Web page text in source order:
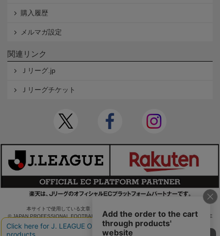
購入履歴
メルマガ設定
関連リンク
Ｊリーグ.jp
Ｊリーグチケット
本サイトで使用している文章・画像等の無断での複製・転載を禁止します。
© JAPAN PROFESSIONAL FOOTBALL LEAGUE Rakuten Group, Inc. ALL RIGHTS RE
SERVED.